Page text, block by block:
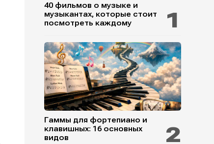
40 фильмов о музыке и
музыкантах, которые стоит
посмотреть каждому
Гаммы для фортепиано и
клавишных: 16 основных
видов